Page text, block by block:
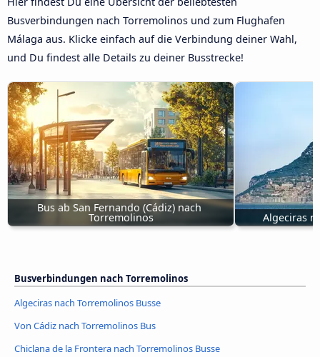
Busverbindungen nach Torremolinos und zum Flughafen
Málaga aus. Klicke einfach auf die Verbindung deiner Wahl,
und Du findest alle Details zu deiner Busstrecke!
Bus ab San Fernando (Cádiz) nach
Torremolinos Algeciras
Busverbindungen nach Torremolinos
Algeciras nach Torremolinos Busse
Von Cádiz nach Torremolinos Bus
Chiclana de la Frontera nach Torremolinos Busse